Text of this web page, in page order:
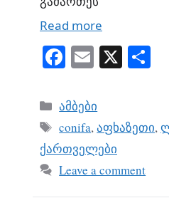
Read more
Fa
bo
ok
E
ail
X
Categories
ამბები
Tags
conifa,აფხაზეთი,
ქართველები
Leave a comment